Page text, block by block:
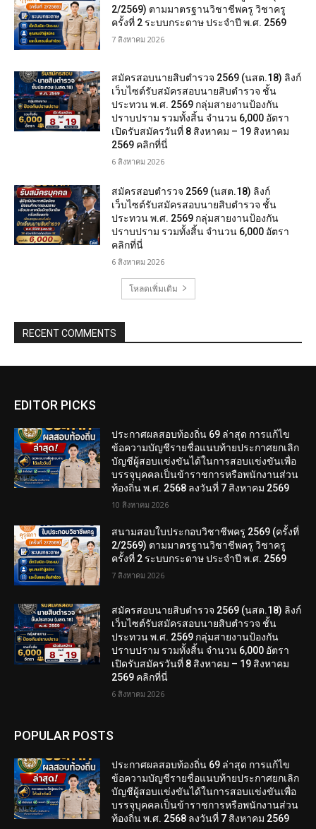
2/2569) ตามมาตรฐานวิชาชีพครู วิชาครู
ครั้งที่ 2 ระบบกระดาษ ประจำปี พ.ศ. 2569
7 สิงหาคม 2026
สมัครสอบนายสิบตำรวจ 2569 (นสต.18) ลิงก์
เว็บไซต์รับสมัครสอบนายสิบตำรวจ ชั้น
ประทวน พ.ศ. 2569 กลุ่มสายงานป้องกัน
ปราบปราม รวมทั้งสิ้น จำนวน 6,000 อัตรา
เปิดรับสมัครวันที่ 8 สิงหาคม – 19 สิงหาคม
2569 คลิกที่นี่
6 สิงหาคม 2026
สมัครสอบตํารวจ 2569 (นสต.18) ลิงก์
เว็บไซต์รับสมัครสอบนายสิบตำรวจ ชั้น
ประทวน พ.ศ. 2569 กลุ่มสายงานป้องกัน
ปราบปราม รวมทั้งสิ้น จำนวน 6,000 อัตรา
คลิกที่นี่
6 สิงหาคม 2026
โหลดเพิ่มเติม
RECENT COMMENTS
EDITOR PICKS
ประกาศผลสอบท้องถิ่น 69 ล่าสุด การแก้ไข
ข้อความบัญชีรายชื่อแนบท้ายประกาศยกเลิก
บัญชีผู้สอบแข่งขันได้ในการสอบแข่งขันเพื่อ
บรรจุบุคคลเป็นข้าราชการหรือพนักงานส่วน
ท้องถิ่น พ.ศ. 2568 ลงวันที่ 7 สิงหาคม 2569
10 สิงหาคม 2026
สนามสอบใบประกอบวิชาชีพครู 2569 (ครั้งที่
2/2569) ตามมาตรฐานวิชาชีพครู วิชาครู
ครั้งที่ 2 ระบบกระดาษ ประจำปี พ.ศ. 2569
7 สิงหาคม 2026
สมัครสอบนายสิบตำรวจ 2569 (นสต.18) ลิงก์
เว็บไซต์รับสมัครสอบนายสิบตำรวจ ชั้น
ประทวน พ.ศ. 2569 กลุ่มสายงานป้องกัน
ปราบปราม รวมทั้งสิ้น จำนวน 6,000 อัตรา
เปิดรับสมัครวันที่ 8 สิงหาคม – 19 สิงหาคม
2569 คลิกที่นี่
6 สิงหาคม 2026
POPULAR POSTS
ประกาศผลสอบท้องถิ่น 69 ล่าสุด การแก้ไข
ข้อความบัญชีรายชื่อแนบท้ายประกาศยกเลิก
บัญชีผู้สอบแข่งขันได้ในการสอบแข่งขันเพื่อ
บรรจุบุคคลเป็นข้าราชการหรือพนักงานส่วน
ท้องถิ่น พ.ศ. 2568 ลงวันที่ 7 สิงหาคม 2569